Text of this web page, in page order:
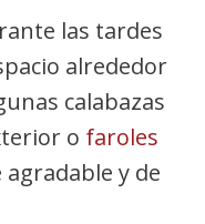
las tardes
alrededor
calabazas
o faroles
y de